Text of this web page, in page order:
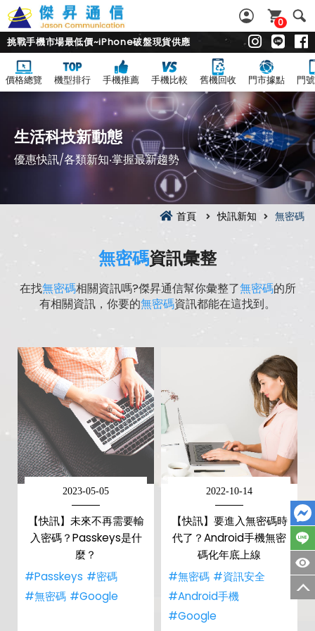
0
挑戰手機市場最低價~iPhone破盤現貨供應
價格總覽 機型排行 手機推薦 手機比較 舊機回收 門市據點 門
生活科技新動態
優惠快訊/各類新知‧掌握最新趨勢
首頁 快訊新知 無密碼
無密碼資訊彙整
在找無密碼相關資訊嗎?傑昇通信幫你彙整了無密碼的所
有相關資訊，你要的無密碼資訊都能在這找到。
2023-05-05
【快訊】未來不再需要輸
入密碼？Passkeys是什
麼？
#Passkeys #密碼
#無密碼 #Google
2022-10-14
【快訊】要進入無密碼時
代了？Android手機無密
碼化年底上線
#無密碼 #資訊安全
#Android手機
#Google